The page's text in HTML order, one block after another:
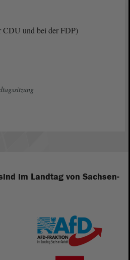
CDU und bei der FDP)
im Landtag von Sachsen-